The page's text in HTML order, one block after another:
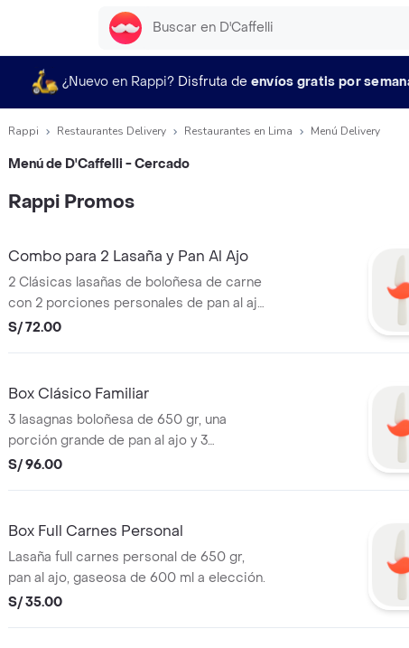
¿Nuevo en Rappi? Disfruta de envíos gratis por
Rappi Restaurantes Delivery Restaurantes en Lima Menú Delivery
Menú de D'Caffelli - Cercado
Rappi Promos
Combo para 2 Lasaña y Pan Al Ajo
2 Clásicas lasañas de boloñesa de carne
con 2 porciones personales de pan al ajo
(6 tajadas cada porción) .
S/ 72.00
Box Clásico Familiar
3 lasagnas boloñesa de 650 gr, una
porción grande de pan al ajo y 3
gaseosas de 600 ml a elección.
S/ 96.00
Box Full Carnes Personal
Lasaña full carnes personal de 650 gr,
pan al ajo, gaseosa de 600 ml a elección.
S/ 35.00